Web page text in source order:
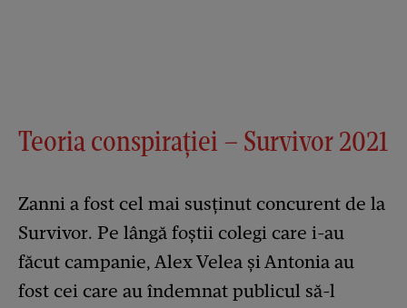
Teoria conspirației – Survivor 2021
Zanni a fost cel mai susținut concurent de la
Survivor. Pe lângă foștii colegi care i-au
făcut campanie, Alex Velea și Antonia au
fost cei care au îndemnat publicul să-l